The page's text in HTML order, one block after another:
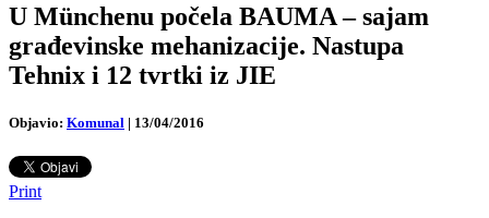
U Münchenu počela BAUMA – sajam
građevinske mehanizacije. Nastupa
Tehnix i 12 tvrtki iz JIE
Objavio: Komunal | 13/04/2016
Print